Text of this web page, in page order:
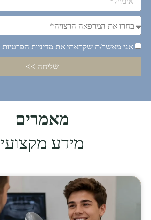
אני מאשר/ת שקראתי את מדיניות הפרטיות
שליחה >>
מאמרים
מידע מקצועי